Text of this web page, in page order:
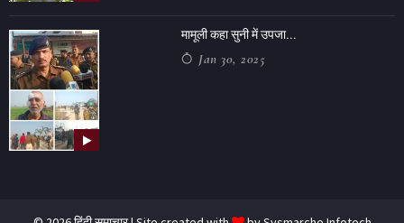
मामूली कहा सुनी में उपजा...
Jan 30, 2025